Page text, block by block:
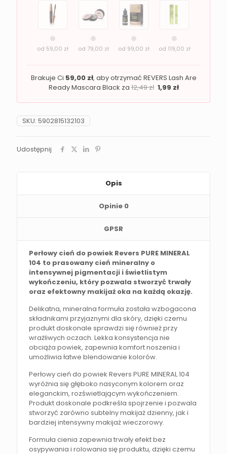
od 59,00 zł od 79,00 zł od 99,00 zł od 119,00 zł
Brakuje Ci 59,00 zł, aby otrzymać REVERS Lash Are
Ready Mascara Black za12,49zł 1,99 zł
SKU: 5902815132103
Udostępnij
Opis
Opinie 0
GPSR
Perłowy cień do powiek Revers PURE MINERAL
104 to prasowany cień mineralny o
intensywnej pigmentacji i świetlistym
wykończeniu, który pozwala stworzyć trwały
oraz efektowny makijaż oka na każdą okazję.
Delikatna, mineralna formuła została wzbogacona
składnikami przyjaznymi dla skóry, dzięki czemu
produkt doskonale sprawdzi się również przy
wrażliwych oczach. Lekka konsystencja nie
obciąża powiek, zapewnia komfort noszenia i
umożliwia łatwe blendowanie kolorów.
Perłowy cień do powiek Revers PURE MINERAL 104
wyróżnia się głęboko nasyconym kolorem oraz
eleganckim, rozświetlającym wykończeniem.
Produkt doskonale podkreśla spojrzenie i pozwala
stworzyć zarówno subtelny makijaż dzienny, jak i
bardziej intensywny makijaż wieczorowy.
Formuła cienia zapewnia trwały efekt bez
osypywania i rolowania się produktu, dzięki czemu